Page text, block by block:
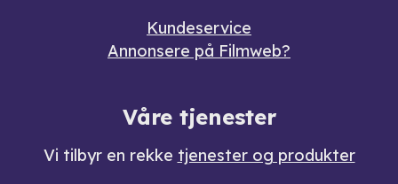
Kundeservice
Annonsere på Filmweb?
Våre tjenester
Vi tilbyr en rekke tjenester og produkter